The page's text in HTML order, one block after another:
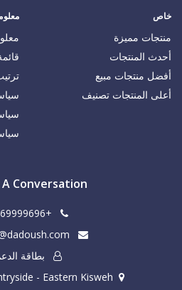
خاص
منتجات مميزة
أحدث المنتجات
أفضل منتجات مبيع
أعلى المنتجات تصنيف
Conversation
+963969999696
بطاقة
- Eastern Kisweh